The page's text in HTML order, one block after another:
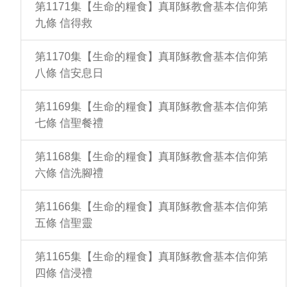
第1171集【生命的糧食】真耶穌教會基本信仰第
九條 信得救
第1170集【生命的糧食】真耶穌教會基本信仰第
八條 信安息日
第1169集【生命的糧食】真耶穌教會基本信仰第
七條 信聖餐禮
第1168集【生命的糧食】真耶穌教會基本信仰第
六條 信洗腳禮
第1166集【生命的糧食】真耶穌教會基本信仰第
五條 信聖靈
第1165集【生命的糧食】真耶穌教會基本信仰第
四條 信浸禮